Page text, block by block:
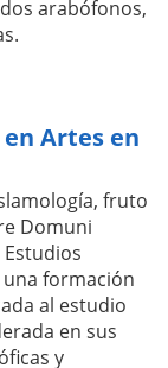
arabófonos,
Artes en
fruto
Domuni
una formación
al estudio
en sus
y